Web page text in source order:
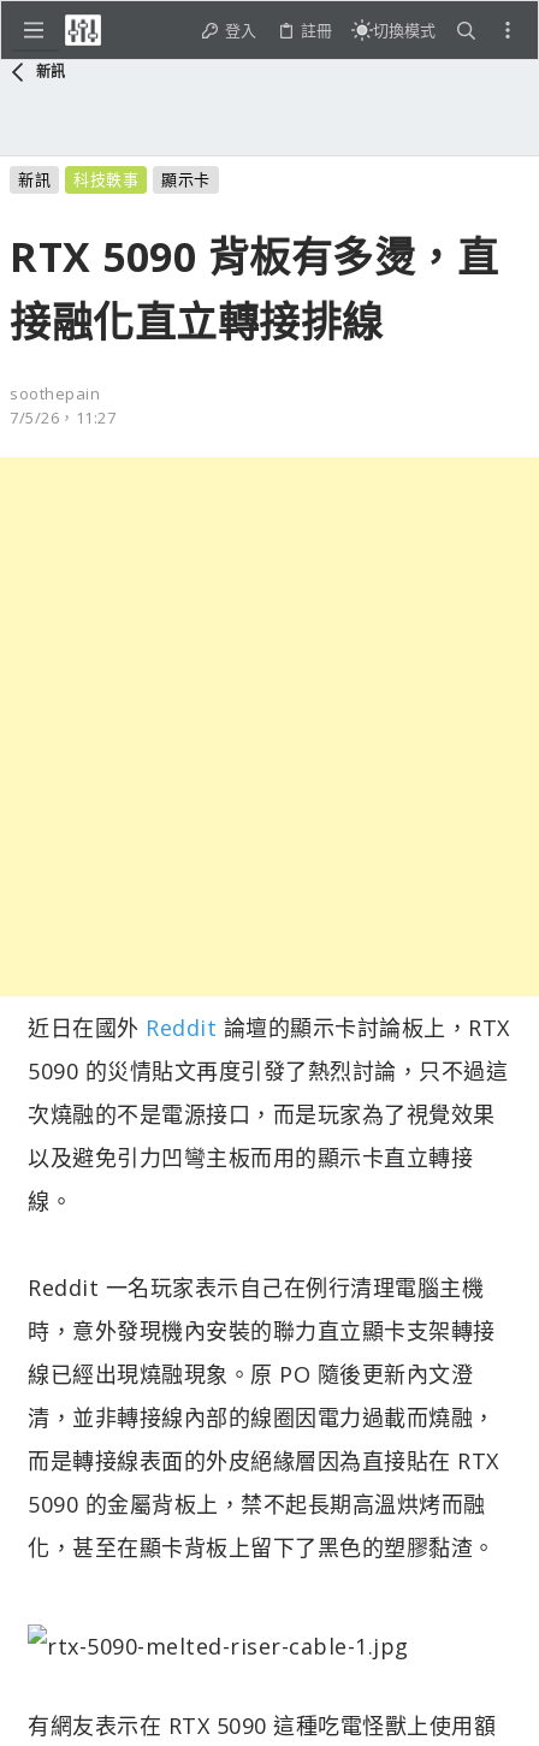
登入 註冊 切換模式
新訊
新訊 科技軼事 顯示卡
RTX 5090 背板有多燙，直
接融化直立轉接排線
soothepain
7/5/26，11:27
近日在國外 Reddit 論壇的顯示卡討論板上，RTX
5090 的災情貼文再度引發了熱烈討論，只不過這
次燒融的不是電源接口，而是玩家為了視覺效果
以及避免引力凹彎主板而用的顯示卡直立轉接
線。
Reddit 一名玩家表示自己在例行清理電腦主機
時，意外發現機內安裝的聯力直立顯卡支架轉接
線已經出現燒融現象。原 PO 隨後更新內文澄
清，並非轉接線內部的線圈因電力過載而燒融，
而是轉接線表面的外皮絕緣層因為直接貼在 RTX
5090 的金屬背板上，禁不起長期高溫烘烤而融
化，甚至在顯卡背板上留下了黑色的塑膠黏渣。
有網友表示在 RTX 5090 這種吃電怪獸上使用額